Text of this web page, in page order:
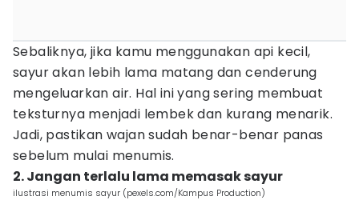
Sebaliknya, jika kamu menggunakan api kecil,
sayur akan lebih lama matang dan cenderung
mengeluarkan air. Hal ini yang sering membuat
teksturnya menjadi lembek dan kurang menarik.
Jadi, pastikan wajan sudah benar-benar panas
sebelum mulai menumis.
2. Jangan terlalu lama memasak sayur
ilustrasi menumis sayur (pexels.com/Kampus Production)